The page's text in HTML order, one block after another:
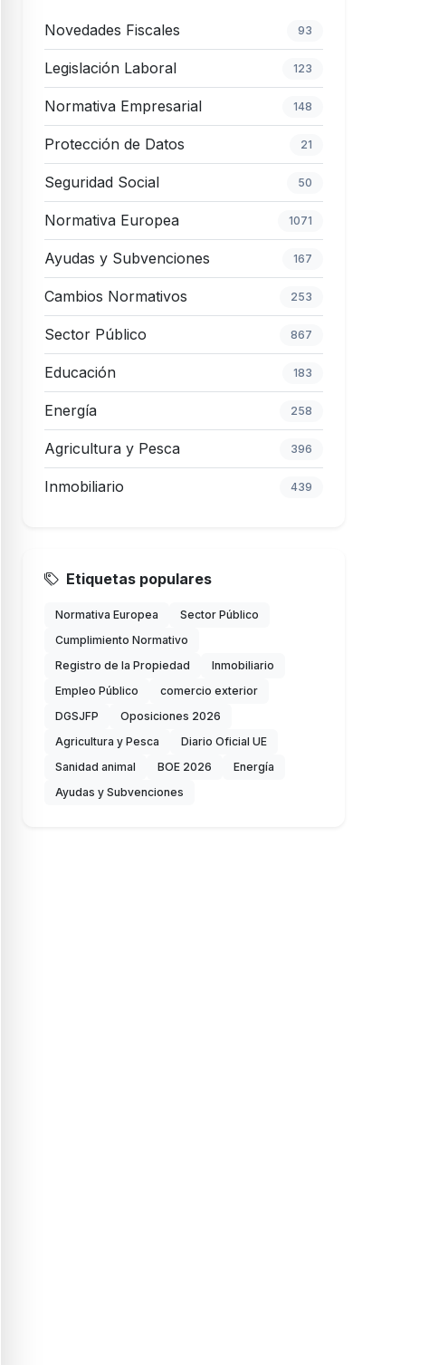
Novedades Fiscales 93
Legislación Laboral 123
Normativa Empresarial 148
Protección de Datos 21
Seguridad Social 50
Normativa Europea 1071
Ayudas y Subvenciones 167
Cambios Normativos 253
Sector Público 867
Educación 183
Energía 258
Agricultura y Pesca 396
Inmobiliario 439
Etiquetas populares
Normativa Europea
Sector Público
Cumplimiento Normativo
Registro de la Propiedad
Inmobiliario
Empleo Público
comercio exterior
DGSJFP
Oposiciones 2026
Agricultura y Pesca
Diario Oficial UE
Sanidad animal
BOE 2026
Energía
Ayudas y Subvenciones